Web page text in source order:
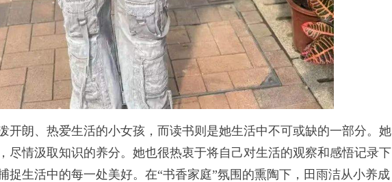
朗、热爱生活的小女孩，而读书则是她生活中不可或缺的一部分。她
尽情汲取知识的养分。她也很热衷于将自己对生活的观察和感悟记录下
捉生活中的每一处美好。在“书香家庭”氛围的熏陶下，田雨洁从小养成